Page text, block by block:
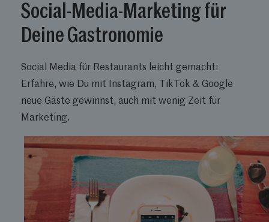
Social-Media-Marketing für
Deine Gastronomie
Social Media für Restaurants leicht gemacht:
Erfahre, wie Du mit Instagram, TikTok & Google
neue Gäste gewinnst, auch mit wenig Zeit für
Marketing.